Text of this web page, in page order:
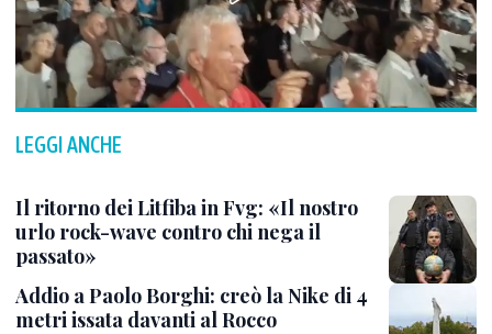
LEGGI ANCHE
Il ritorno dei Litfiba in Fvg: «Il nostro
urlo rock-wave contro chi nega il
passato»
Addio a Paolo Borghi: creò la Nike di 4
metri issata davanti al Rocco